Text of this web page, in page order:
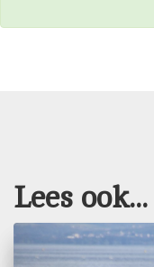
Lees ook...